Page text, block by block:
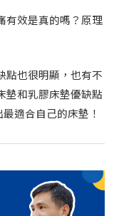
有效是真的嗎？原理
點也很明顯，也有不
墊和乳膠床墊優缺點
適合自己的床墊！